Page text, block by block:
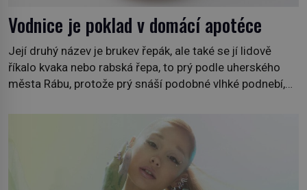
Vodnice je poklad v domácí apotéce
Její druhý název je brukev řepák, ale také se jí lidově
říkalo kvaka nebo rabská řepa, to prý podle uherského
města Rábu, protože prý snáší podobné vlhké podnebí,
někdy i v obchodech. Její bulvy jsou bílé, nahoře někdy